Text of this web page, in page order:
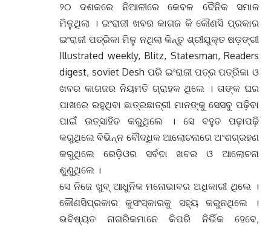
୨୦ ଦଶକରେ ନିଆଳୀରେ କେବଳ ଦୈନିକ ସମାଜ
ମିଳୁଥିଲା । ଇଂରାଜୀ ଖବର କାଗଜ କି କୌଣସି ପ୍ରକାର
ଇଂରାଜୀ ପତ୍ରିକା ମିଳୁ ନଥିଲା କିନ୍ତୁ ଶ୍ରୀଯୁକ୍ତ ଷଡ଼ଙ୍ଗୀ
Illustrated weekly, Blitz, Statesman, Readers
digest, soviet Desh ପରି ଇଂରାଜୀ ପତ୍ର ପତ୍ରିକା ଓ
ଖବର କାଗଜର ନିୟମତି ଗ୍ରାହକ ଥିଲେ । ତାଙ୍କ ଘର
ପାଖରେ ରହୁଥିବା ଛାତ୍ରଛାତ୍ରୀ ମାନଙ୍କୁ ସେସବୁ ପଢ଼ିବା
ପାଇଁ ଉତ୍ସାହିତ କରୁଥିଲେ । ସେ ବହୁତ ପଢ଼ାପଢ଼ି
କରୁଥିଲେ ବିଭିନ୍ନ ବୌଦ୍ଧିକ ଆଲୋଚନାରେ ଅଂଶଗ୍ରହଣ
କରୁଥିଲେ ରେଡ଼ିଓର ସର୍ବଦା ଖବର ଓ ଆଲୋଚନା
ଶୁଣୁଥିଲେ ।
ସେ ନିଜେ ଖୁବ୍ ଆଧୁନିକ ମନୋଭାବର ଅଧିକାରୀ ଥିଲେ ।
କୌଣସିପ୍ରକାର କୁସଂସ୍କାରକୁ ସହ୍ୟ କରୁନଥିଲେ ।
ଭବିଷ୍ୟତ ନାଗରିକମାନେ କିପରି ନିର୍ଭିକ ହେବେ,